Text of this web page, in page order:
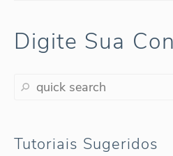
Digite Sua
Tutoriais Sugeridos